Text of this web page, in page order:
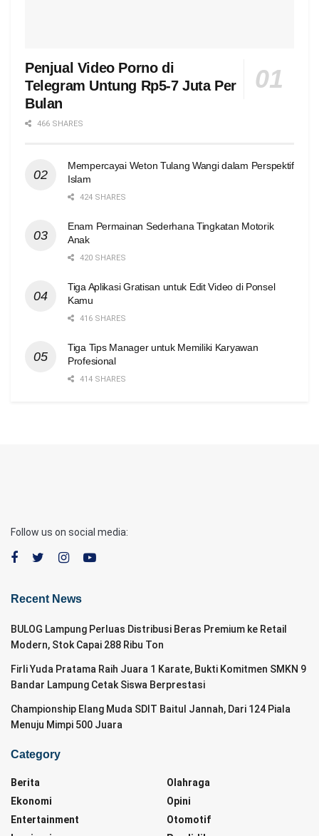
Penjual Video Porno di
Telegram Untung Rp5-7 Juta Per
Bulan
466 SHARES
Mempercayai Weton Tulang Wangi dalam Perspektif
Islam
424 SHARES
Enam Permainan Sederhana Tingkatan Motorik
Anak
420 SHARES
Tiga Aplikasi Gratisan untuk Edit Video di Ponsel
Kamu
416 SHARES
Tiga Tips Manager untuk Memiliki Karyawan
Profesional
414 SHARES
Follow us on social media:
Recent News
BULOG Lampung Perluas Distribusi Beras Premium ke Retail
Modern, Stok Capai 288 Ribu Ton
Firli Yuda Pratama Raih Juara 1 Karate, Bukti Komitmen SMKN 9
Bandar Lampung Cetak Siswa Berprestasi
Championship Elang Muda SDIT Baitul Jannah, Dari 124 Piala
Menuju Mimpi 500 Juara
Category
Berita
Ekonomi
Entertainment
Olahraga
Opini
Otomotif